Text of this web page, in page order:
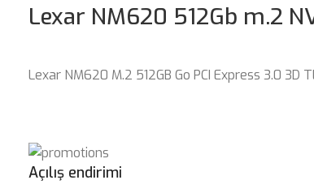
Lexar NM620 512Gb m.2
Lexar NM620 M.2 512GB Go PCI Express 3.0 3D
Açılış endirimi